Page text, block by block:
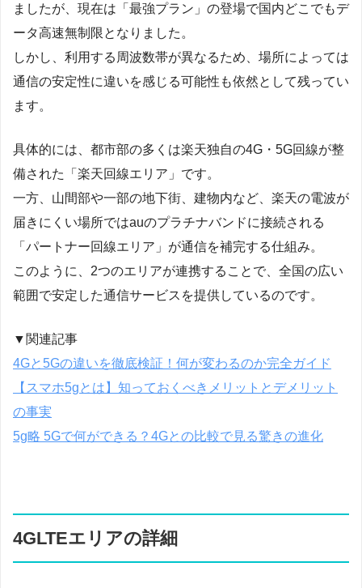
ましたが、現在は「最強プラン」の登場で国内どこでもデ
ータ高速無制限となりました。
しかし、利用する周波数帯が異なるため、場所によっては
通信の安定性に違いを感じる可能性も依然として残ってい
ます。
具体的には、都市部の多くは楽天独自の4G・5G回線が整
備された「楽天回線エリア」です。
一方、山間部や一部の地下街、建物内など、楽天の電波が
届きにくい場所ではauのプラチナバンドに接続される
「パートナー回線エリア」が通信を補完する仕組み。
このように、2つのエリアが連携することで、全国の広い
範囲で安定した通信サービスを提供しているのです。
▼関連記事
4Gと5Gの違いを徹底検証！何が変わるのか完全ガイド
【スマホ5gとは】知っておくべきメリットとデメリット
の事実
5g略 5Gで何ができる？4Gとの比較で見る驚きの進化
4GLTEエリアの詳細